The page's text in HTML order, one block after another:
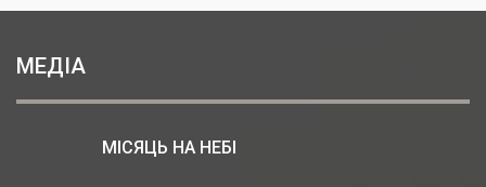
МЕДІА
МІСЯЦЬ НА НЕБІ